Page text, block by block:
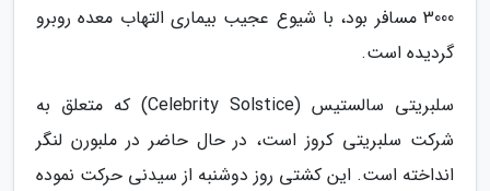
3000 مسافر بود، با شیوع عجیب بیماری التهاب معده روبرو
گردیده است.
سلبریتی سالستیس (Celebrity Solstice) که متعلق به
شرکت سلبریتی کروز است، در حال حاضر در ملبورن لنگر
انداخته است. این کشتی روز دوشنبه از سیدنی حرکت نموده